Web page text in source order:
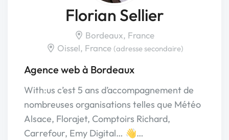
Florian Sellier
Bordeaux, France
Oissel, France (adresse secondaire)
Agence web à Bordeaux
With:us c’est 5 ans d’accompagnement de
nombreuses organisations telles que Météo
Alsace, Florajet, Comptoirs Richard,
Carrefour, Emy Digital… 👋…